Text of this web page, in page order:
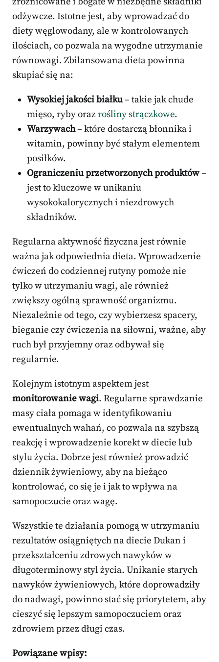
odżywcze. Istotne jest, aby wprowadzać do
diety węglowodany, ale w kontrolowanych
ilościach, co pozwala na wygodne utrzymanie
równowagi. Zbilansowana dieta powinna
skupiać się na:
Wysokiej jakości białku– takie jak chude
mięso, ryby orazrośliny strączkowe.
Warzywach– które dostarczą błonnika i
witamin, powinny być stałym elementem
posiłków.
Ograniczeniu przetworzonych produktów–
jest to kluczowe w unikaniu
wysokokalorycznych i niezdrowych
składników.
Regularna aktywność fizyczna jest równie
ważna jak odpowiednia dieta. Wprowadzenie
ćwiczeń do codziennej rutyny pomoże nie
tylko w utrzymaniu wagi, ale również
zwiększy ogólną sprawność organizmu.
Niezależnie od tego, czy wybierzesz spacery,
bieganie czy ćwiczenia na siłowni, ważne, aby
ruch był przyjemny oraz odbywał się
regularnie.
Kolejnym istotnym aspektem jest
monitorowanie wagi. Regularne sprawdzanie
masy ciała pomaga w identyfikowaniu
ewentualnych wahań, co pozwala na szybszą
reakcję i wprowadzenie korekt w diecie lub
stylu życia. Dobrze jest również prowadzić
dziennik żywieniowy, aby na bieżąco
kontrolować, co się je i jak to wpływa na
samopoczucie oraz wagę.
Wszystkie te działania pomogą w utrzymaniu
rezultatów osiągniętych na diecie Dukan i
przekształceniu zdrowych nawyków w
długoterminowy styl życia. Unikanie starych
nawyków żywieniowych, które doprowadziły
do nadwagi, powinno stać się priorytetem, aby
cieszyć się lepszym samopoczuciem oraz
zdrowiem przez długi czas.
Powiązane wpisy: